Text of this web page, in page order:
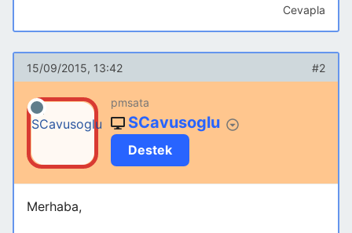
Cevapla
15/09/2015, 13:42 #2
pmsata
SCavusoglu
Destek
Merhaba,